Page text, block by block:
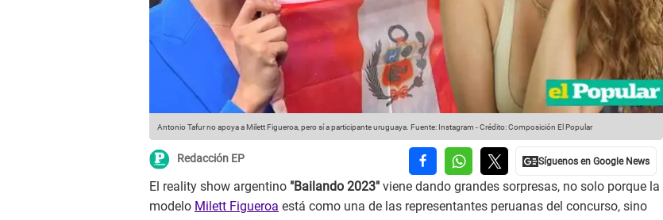
Antonio Tafur no apoya a Milett Figueroa, pero sí a participante uruguaya. Fuente: Instagram -Crédito: Composición El Popular
Redacción EP
El reality show argentino "Bailando 2023" viene dando grandes sorpresas, no solo porque la
modelo Milett Figueroa está como una de las representantes peruanas del concurso, sino